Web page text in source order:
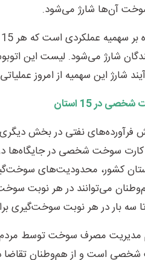
آن‌ها شارژ می‌شود.
شارژ می‌شود. لیست این
شارژ این سهمیه از امروز
در 15 استان
نفتی در بخش
سوخت شخصی در جایگاه‌ها
کرد و گفت: در 15 استان کشور،
سه بار در هر نوبت سوخت‌گیری
مدیریت مصرف سوخت توسط
است و از هم‌وطنان تقاضا